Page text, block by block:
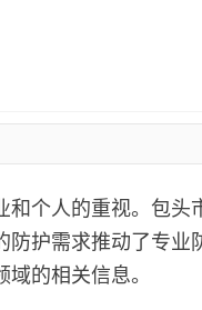
和个人的重视。包头
防护需求推动了专业
的相关信息。